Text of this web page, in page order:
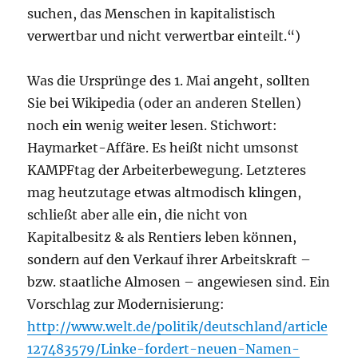
suchen, das Menschen in kapitalistisch
verwertbar und nicht verwertbar einteilt.“)
Was die Ursprünge des 1. Mai angeht, sollten
Sie bei Wikipedia (oder an anderen Stellen)
noch ein wenig weiter lesen. Stichwort:
Haymarket-Affäre. Es heißt nicht umsonst
KAMPFtag der Arbeiterbewegung. Letzteres
mag heutzutage etwas altmodisch klingen,
schließt aber alle ein, die nicht von
Kapitalbesitz & als Rentiers leben können,
sondern auf den Verkauf ihrer Arbeitskraft –
bzw. staatliche Almosen – angewiesen sind. Ein
Vorschlag zur Modernisierung:
http://www.welt.de/politik/deutschland/article
127483579/Linke-fordert-neuen-Namen-